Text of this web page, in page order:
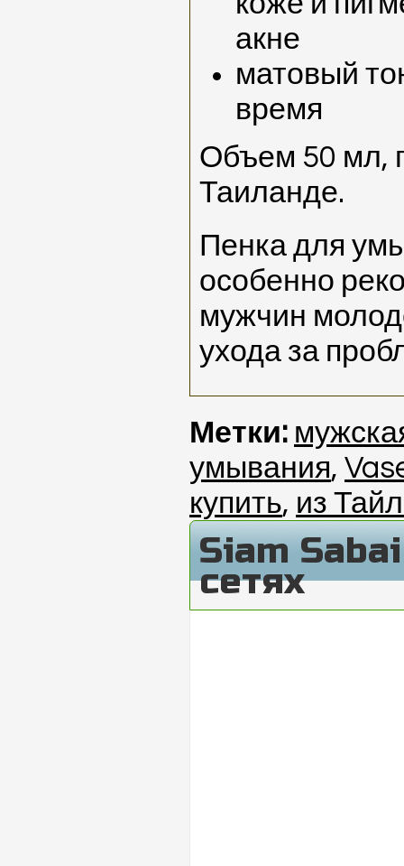
акне
матовый
время
Объем 50 мл,
Таиланде.
Пенка для
особенно
мужчин
ухода за
Метки:
умывания,
купить, из
Siam
сетях